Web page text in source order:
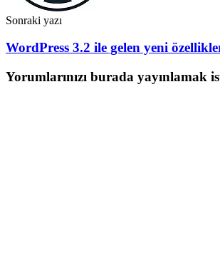
Sonraki yazı
WordPress 3.2 ile gelen yeni
Yorumlarınızı burada yayınlamak